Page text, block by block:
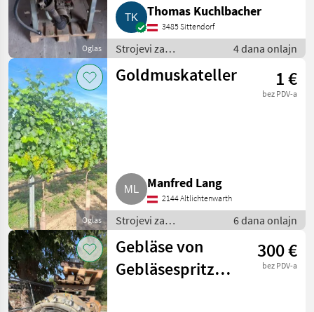
Oglas
Thomas Kuchlbacher
3485 Sittendorf
Strojevi za
vinogradarstvo /
Ostali strojevi za
4 dana onlajn
Oglas
Goldmuskateller 1 €
bez PDV-a
Manfred Lang
2144 Altlichtenwarth
Strojevi za
vinogradarstvo /
Ostali strojevi za
vinogradarstvo
6 dana onlajn
Gebläse von
Gebläsespritze
300 €
bez PDV-a